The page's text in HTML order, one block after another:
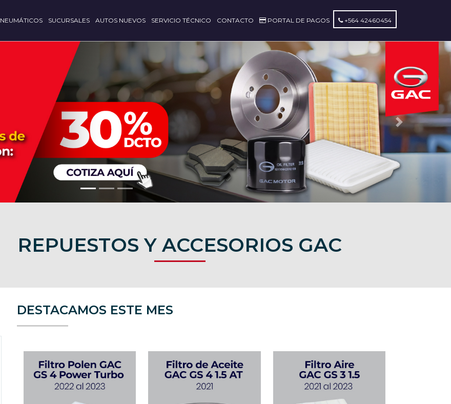
NEUMÁTICOS SUCURSALES AUTOS NUEVOS SERVICIO TÉCNICO CONTACTO PORTAL DE PAGOS +564 42460454
Next
REPUESTOS Y ACCESORIOS GAC
DESTACAMOS ESTE MES